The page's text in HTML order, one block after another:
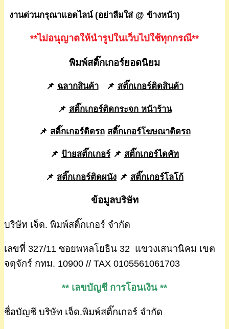
งานด่วนกรุณาแอดไลน์ (อย่าลืมใส่ @ ข้างหน้า)
**ไม่อนุญาตให้นำรูปในเว็บไปใช้ทุกกรณี**
พิมพ์สติ๊กเกอร์ยอดนิยม
📌 ฉลากสินค้า📌 สติ๊กเกอร์ติดสินค้า
📌 สติ๊กเกอร์ติดกระจก หน้าร้าน
📌 สติ๊กเกอร์ติดรถ สติ๊กเกอร์โฆษณาติดรถ
📌 ป้ายสติ๊กเกอร์ 📌 สติ๊กเกอร์ไดคัท
📌 สติ๊กเกอร์ติดผนัง 📌 สติ๊กเกอร์โลโก้
ข้อมูลบริษัท
บริษัท เจ็ด. พิมพ์สติ๊กเกอร์ จำกัด
เลขที่ 327/11 ซอยพหลโยธิน 32 แขวงเสนานิคม เขต
จตุจักร์ กทม. 10900 // TAX 0105561061703
** เลขบัญชี การโอนเงิน **
ชื่อบัญชี บริษัท เจ็ด.พิมพ์สติ๊กเกอร์ จำกัด